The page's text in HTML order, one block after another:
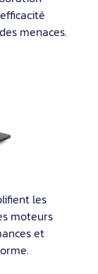
menaces.
les
moteurs
et